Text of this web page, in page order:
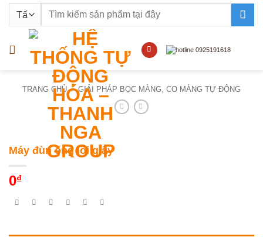
nội
Tìm
TRANG CHỦ / GIẢI PHÁP BỌC MÀNG, CO MÀNG TỰ ĐỘNG
Máy đùn ống lõi giấy
0₫